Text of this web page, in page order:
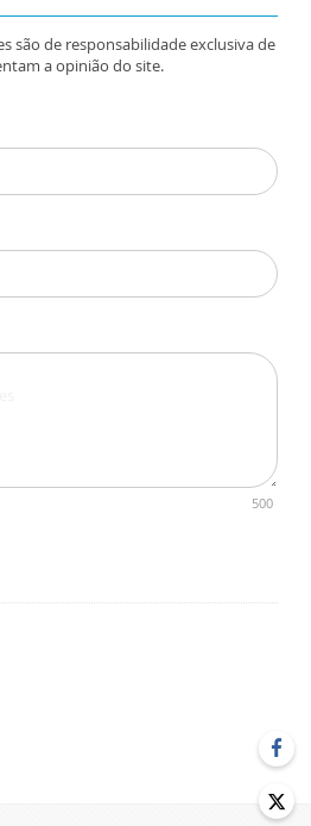
são de responsabilidade exclusiva de
a opinião do site.
500